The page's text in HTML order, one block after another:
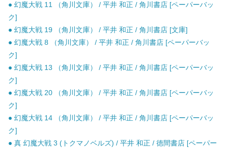
● 幻魔大戦 11 （角川文庫） / 平井 和正 / 角川書店 [ペーパーバッ
ク]
● 幻魔大戦 19 （角川文庫） / 平井 和正 / 角川書店 [文庫]
● 幻魔大戦 8 （角川文庫） / 平井 和正 / 角川書店 [ペーパーバッ
ク]
● 幻魔大戦 13 （角川文庫） / 平井 和正 / 角川書店 [ペーパーバッ
ク]
● 幻魔大戦 20 （角川文庫） / 平井 和正 / 角川書店 [ペーパーバッ
ク]
● 幻魔大戦 14 （角川文庫） / 平井 和正 / 角川書店 [ペーパーバッ
ク]
● 真 幻魔大戦 3 (トクマノベルズ) / 平井 和正 / 徳間書店 [ペーパー